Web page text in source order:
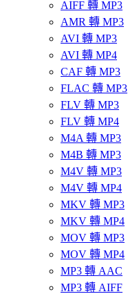
AIFF 轉 MP3
AMR 轉 MP3
AVI 轉 MP3
AVI 轉 MP4
CAF 轉 MP3
FLAC 轉 MP3
FLV 轉 MP3
FLV 轉 MP4
M4A 轉 MP3
M4B 轉 MP3
M4V 轉 MP3
M4V 轉 MP4
MKV 轉 MP3
MKV 轉 MP4
MOV 轉 MP3
MOV 轉 MP4
MP3 轉 AAC
MP3 轉 AIFF